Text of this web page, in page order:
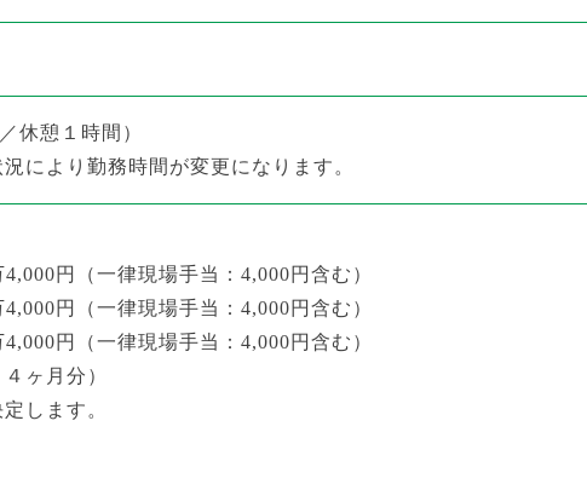
休憩１時間）
より勤務時間が変更になります。
（一律現場手当：4,000円含む）
円（一律現場手当：4,000円含む）
（一律現場手当：4,000円含む）
４ヶ月分）
します。